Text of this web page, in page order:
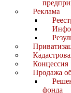
Реклама
Концессия
Продажа
фонда